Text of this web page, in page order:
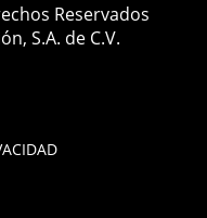
Reservados
S.A. de C.V.